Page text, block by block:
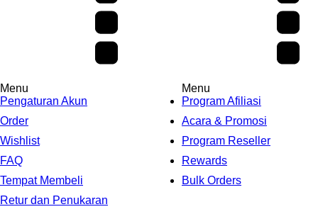
Menu
Pengaturan Akun
Order
Wishlist
FAQ
Tempat Membeli
Retur dan Penukaran
Menu
Program Afiliasi
Acara & Promosi
Program Reseller
Rewards
Bulk Orders